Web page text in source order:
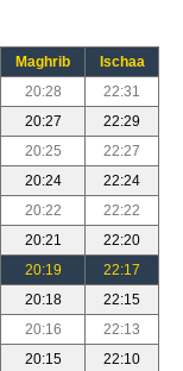
Maghrib
Ischaa
20:28
22:31
20:27
22:29
20:25
22:27
20:24
22:24
20:22
22:22
20:21
22:20
20:19
22:17
20:18
22:15
20:16
22:13
20:15
22:10